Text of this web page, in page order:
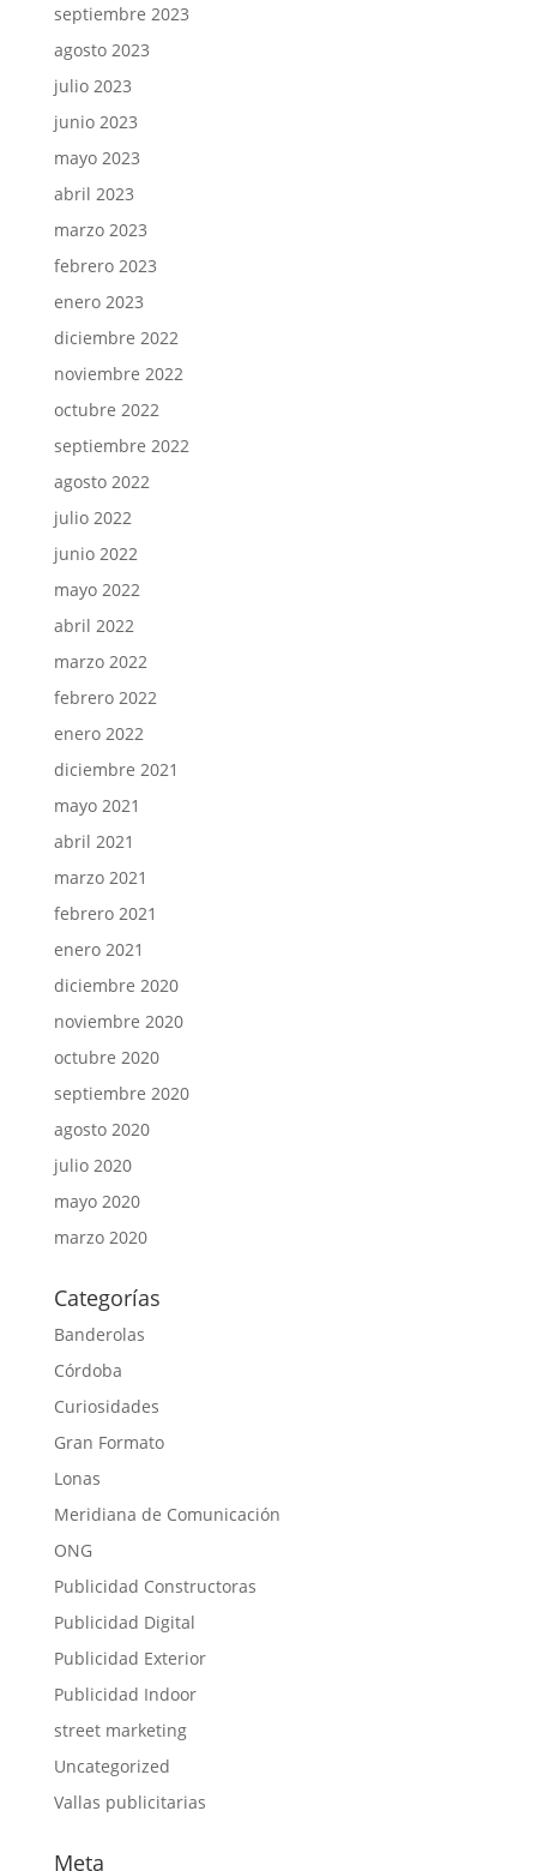
septiembre 2023
agosto 2023
julio 2023
junio 2023
mayo 2023
abril 2023
marzo 2023
febrero 2023
enero 2023
diciembre 2022
noviembre 2022
octubre 2022
septiembre 2022
agosto 2022
julio 2022
junio 2022
mayo 2022
abril 2022
marzo 2022
febrero 2022
enero 2022
diciembre 2021
mayo 2021
abril 2021
marzo 2021
febrero 2021
enero 2021
diciembre 2020
noviembre 2020
octubre 2020
septiembre 2020
agosto 2020
julio 2020
mayo 2020
marzo 2020
Categorías
Banderolas
Córdoba
Curiosidades
Gran Formato
Lonas
Meridiana de Comunicación
ONG
Publicidad Constructoras
Publicidad Digital
Publicidad Exterior
Publicidad Indoor
street marketing
Uncategorized
Vallas publicitarias
Meta